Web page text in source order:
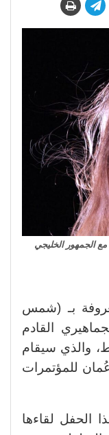
الجمهور الخليجي
بـ (شمس
القادم
والذي سيقام
للمؤتمرات
الحفل لقاءها